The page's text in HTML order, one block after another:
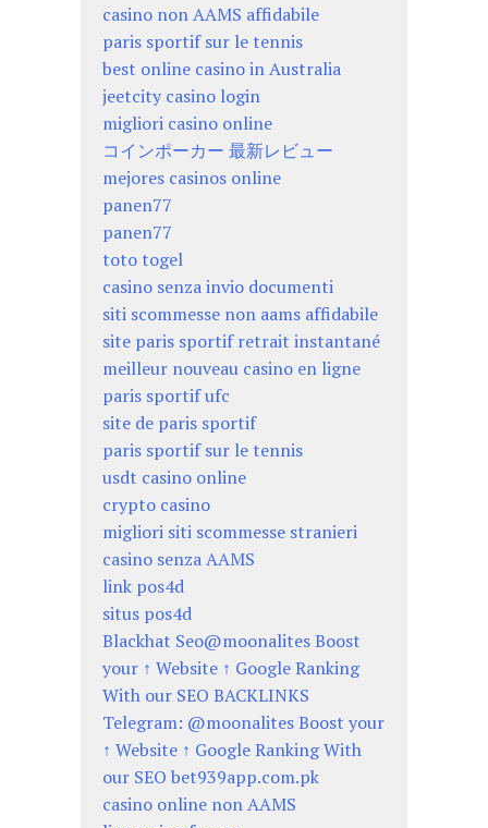
casino non AAMS affidabile
paris sportif sur le tennis
best online casino in Australia
jeetcity casino login
migliori casino online
コインポーカー 最新レビュー
mejores casinos online
panen77
panen77
toto togel
casino senza invio documenti
siti scommesse non aams affidabile
site paris sportif retrait instantané
meilleur nouveau casino en ligne
paris sportif ufc
site de paris sportif
paris sportif sur le tennis
usdt casino online
crypto casino
migliori siti scommesse stranieri
casino senza AAMS
link pos4d
situs pos4d
Blackhat Seo@moonalites Boost
your ↑ Website ↑ Google Ranking
With our SEO BACKLINKS
Telegram: @moonalites Boost your
↑ Website ↑ Google Ranking With
our SEO bet939app.com.pk
casino online non AAMS